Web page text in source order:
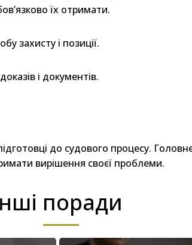
їх отримати.
захисту і позиції.
і документів.
до судового процесу. Головне
вирішення своєї проблеми.
поради